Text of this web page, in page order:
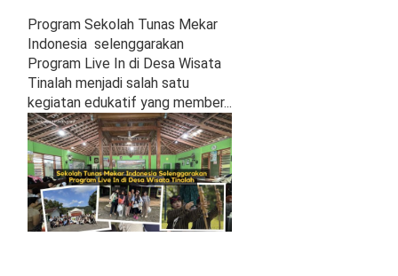
Program Sekolah Tunas Mekar
Indonesia selenggarakan
Program Live In di Desa Wisata
Tinalah menjadi salah satu
kegiatan edukatif yang member...